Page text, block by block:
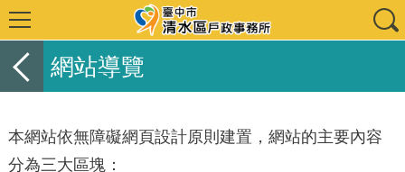
網站導覽
本網站依無障礙網頁設計原則建置，網站的主要內容
分為三大區塊：